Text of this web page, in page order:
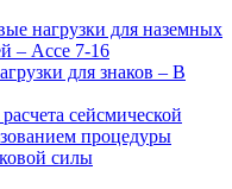
нагрузки для наземных
– Ассе 7-16
для знаков – В
сейсмической
процедуры
силы